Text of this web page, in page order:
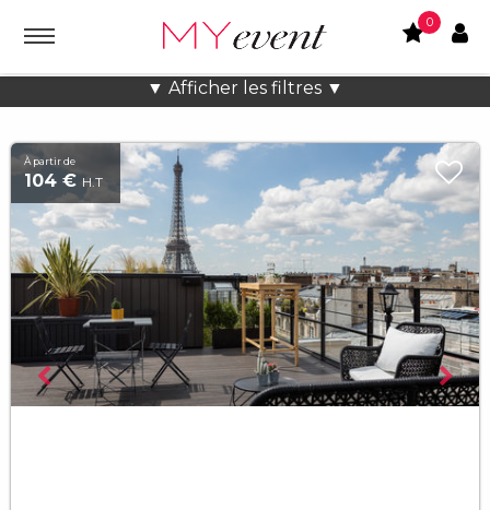
0
▼ Afficher les filtres ▼
Soirée d'entreprise à Paris
À partir de
104 € H.T